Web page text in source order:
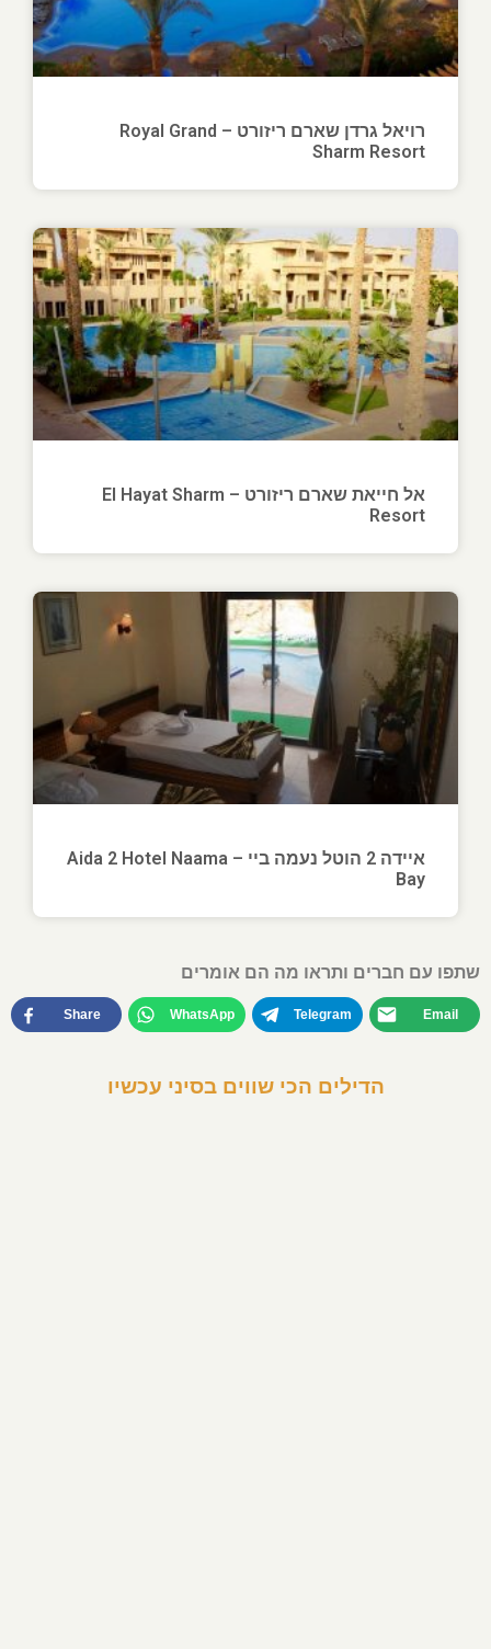
הדילים הכי שווים בסיני עכשיו
רויאל גרדן שארם ריזורט – Royal Grand
Sharm Resort
אל חייאת שארם ריזורט – El Hayat Sharm
Resort
איידה 2 הוטל נעמה ביי – Aida 2 Hotel Naama
Bay
שתפו עם חברים ותראו מה הם אומרים
Share WhatsApp Telegram Email